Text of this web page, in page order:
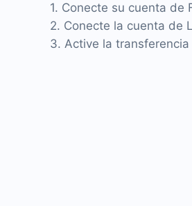
1. Conecte su cuenta de
2. Conecte la cuenta de
3. Active la